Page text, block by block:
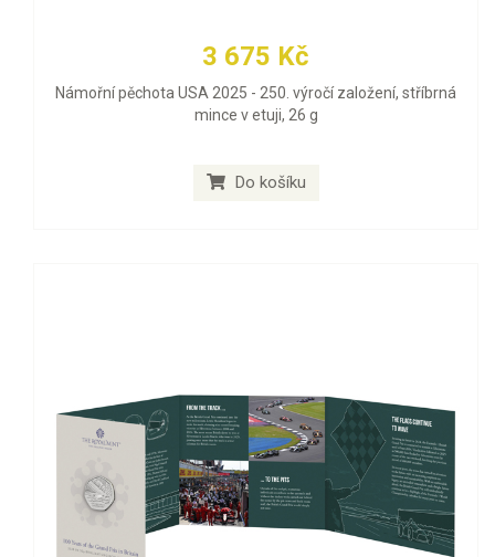
3 675 Kč
Námořní pěchota USA 2025 - 250. výročí založení, stříbrná
mince v etuji, 26 g
Do košíku